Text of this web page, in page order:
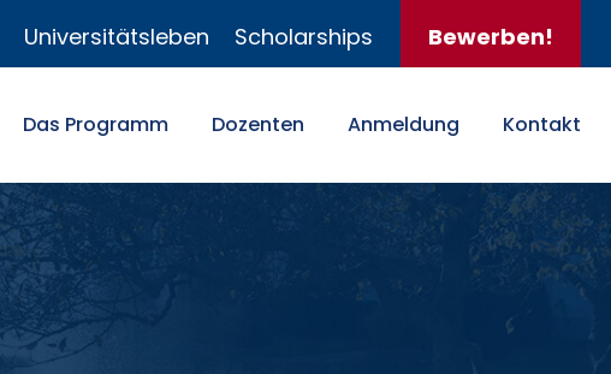
Universitätsleben Scholarships Bewerben!
Das Programm Dozenten Anmeldung Kontakt